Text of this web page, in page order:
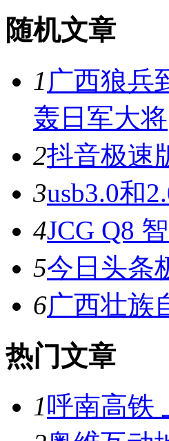
随机文章
1 广西狼兵
轰日军大将
2抖音极速
3usb3.0和
4JCG Q8
5今日头条
6广西壮族
热门文章
1呼南高铁